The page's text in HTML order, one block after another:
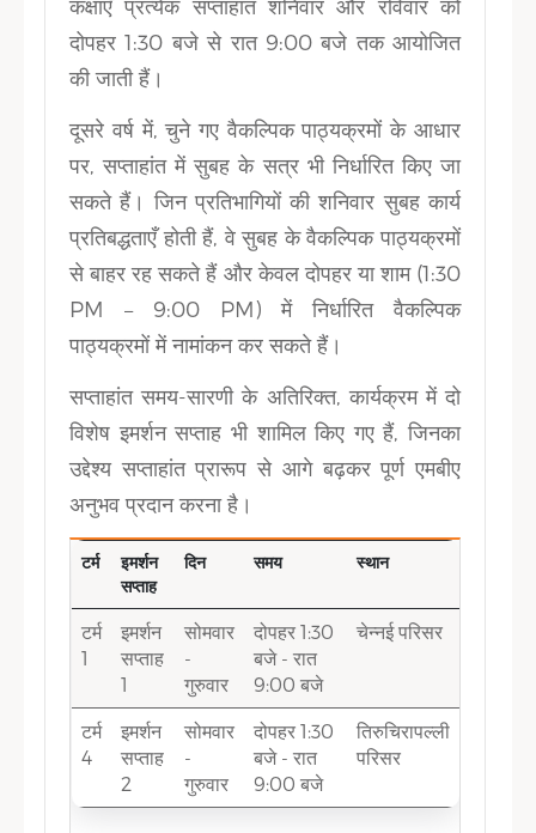
कक्षाएँ प्रत्येक सप्ताहांत शनिवार और रविवार को
दोपहर 1:30 बजे से रात 9:00 बजे तक आयोजित
की जाती हैं।
दूसरे वर्ष में, चुने गए वैकल्पिक पाठ्यक्रमों के आधार
पर, सप्ताहांत में सुबह के सत्र भी निर्धारित किए जा
सकते हैं। जिन प्रतिभागियों की शनिवार सुबह कार्य
प्रतिबद्धताएँ होती हैं, वे सुबह के वैकल्पिक पाठ्यक्रमों
से बाहर रह सकते हैं और केवल दोपहर या शाम (1:30
PM – 9:00 PM) में निर्धारित वैकल्पिक
पाठ्यक्रमों में नामांकन कर सकते हैं।
सप्ताहांत समय-सारणी के अतिरिक्त, कार्यक्रम में दो
विशेष इमर्शन सप्ताह भी शामिल किए गए हैं, जिनका
उद्देश्य सप्ताहांत प्रारूप से आगे बढ़कर पूर्ण एमबीए
अनुभव प्रदान करना है।
टर्म
इमर्शन
सप्ताह
दिन समय स्थान
टर्म
1
इमर्शन
सप्ताह
1
सोमवार
-
गुरुवार
दोपहर 1:30
बजे - रात
9:00 बजे
चेन्नई परिसर
टर्म
4
इमर्शन
सप्ताह
2
सोमवार
-
गुरुवार
दोपहर 1:30
बजे - रात
9:00 बजे
तिरुचिरापल्ली
परिसर